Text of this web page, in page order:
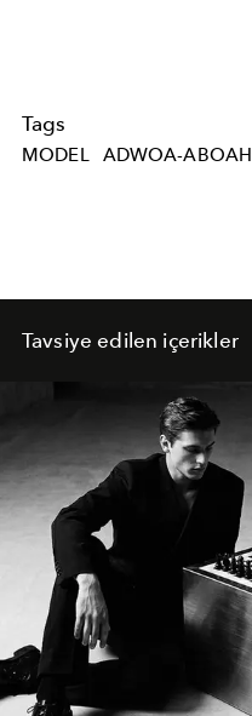
Tags
MODEL ADWOA-ABOAH
Tavsiye edilen içerikler